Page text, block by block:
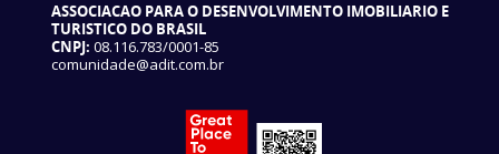
ASSOCIACAO PARA O DESENVOLVIMENTO IMOBILIARIO E
TURISTICO DO BRASIL
CNPJ: 08.116.783/0001-85
comunidade@adit.com.br